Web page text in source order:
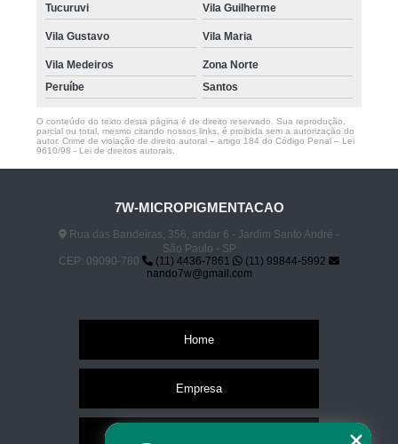
Tucuruvi Vila Guilherme
Vila Gustavo Vila Maria
Vila Medeiros
Zona Norte
Peruíbe
Santos
O conteúdo do texto desta página é de direito reservado. Sua reprodução,
parcial ou total, mesmo citando nossos links, é proibida sem a autorização do
autor. Crime de violação de direito autoral – artigo 184 do Código Penal – Lei
9610/98 - Lei de direitos autorais
7W-MICROPIGMENTACAO
Rua das Bandeiras, 356, andar 6 - Jardim Santo André -
São Paulo - SP
CEP: 09090-780
(11) 4436-7861
(11) 99844-5992
nando7w@gmail.com
Home
Empresa